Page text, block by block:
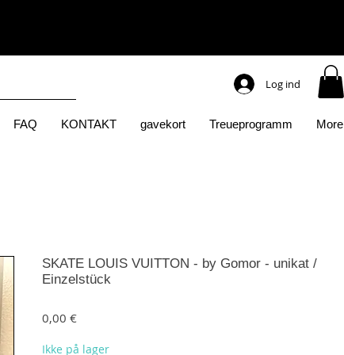
Log ind
FAQ KONTAKT gavekort Treueprogramm More
SKATE LOUIS VUITTON - by Gomor - unikat /
Einzelstück
0,00 €Pris
Ikke på lager